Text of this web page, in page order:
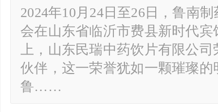
2024年10月24日至26日，鲁南
会在山东省临沂市费县新时代
上，山东民瑞中药饮片有限公
伙伴，这一荣誉犹如一颗璀璨
鲁……